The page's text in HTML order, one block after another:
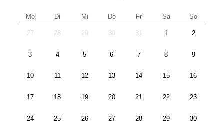
Mo Di Mi Do Fr Sa So
27 28 29 30 31 1 2
3 4 5 6 7 8 9
10 11 12 13 14 15 16
17 18 19 20 21 22 23
24 25 26 27 28 29 30